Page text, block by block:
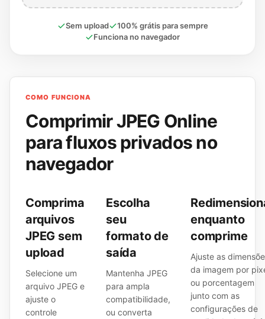
Sem upload
100% grátis para sempre
Funciona no navegador
COMO FUNCIONA
Comprimir JPEG Online
para fluxos privados no
navegador
Comprima
arquivos
JPEG sem
upload
Selecione um
arquivo JPEG e
ajuste o
controle
Escolha
seu
formato de
saída
Mantenha JPEG
para ampla
compatibilidade,
ou converta
enquanto
comprime
Ajuste as
da imagem por
ou porcentagem
junto com as
configurações de